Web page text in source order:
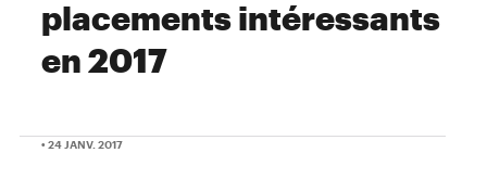
placements intéressants
en 2017
• 24 JANV. 2017